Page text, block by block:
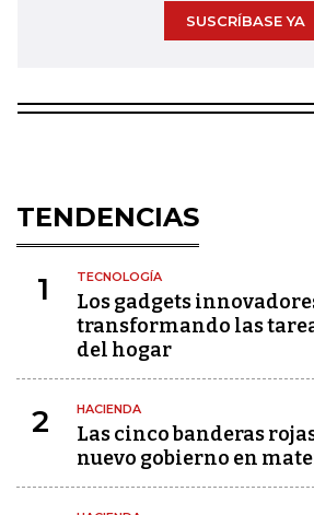
SUSCRÍBASE YA
TENDENCIAS
1 TECNOLOGÍA
Los gadgets
transformando las
del hogar
2 HACIENDA
Las cinco banderas
nuevo gobierno en